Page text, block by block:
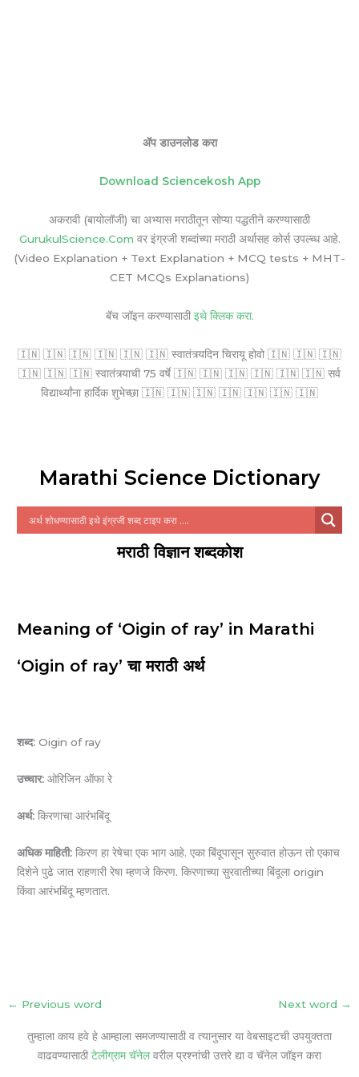
ॲप डाउनलोड करा
Download Sciencekosh App
अकरावी (बायोलॉजी) चा अभ्यास मराठीतून सोप्या पद्धतीने करण्यासाठी
GurukulScience.Com वर इंग्रजी शब्दांच्या मराठी अर्थासह कोर्स उपल्ब्ध आहे.
(Video Explanation + Text Explanation + MCQ tests + MHT-
CET MCQs Explanations)
बॅच जॉइन करण्यासाठी इथे क्लिक करा.
🇮🇳 🇮🇳 🇮🇳 🇮🇳 🇮🇳 🇮🇳 स्वातंत्र्यदिन चिरायू होवो 🇮🇳 🇮🇳 🇮🇳
🇮🇳 🇮🇳 🇮🇳 स्वातंत्र्याची 75 वर्षे 🇮🇳 🇮🇳 🇮🇳 🇮🇳 🇮🇳 🇮🇳 सर्व
विद्यार्थ्यांना हार्दिक शुभेच्छा 🇮🇳 🇮🇳 🇮🇳 🇮🇳 🇮🇳 🇮🇳 🇮🇳
Marathi Science Dictionary
मराठी विज्ञान शब्दकोश
Meaning of ‘Oigin of ray’ in Marathi
‘Oigin of ray’ चा मराठी अर्थ
शब्द: Oigin of ray
उच्चार: ओरिजिन ऑफा रे
अर्थ: किरणाचा आरंभबिंदू
अधिक माहिती: किरण हा रेषेचा एक भाग आहे. एका बिंदूपासून सुरुवात होऊन तो एकाच
दिशेने पुढे जात राहणारी रेषा म्हणजे किरण. किरणाच्या सुरवातीच्या बिंदूला origin
किंवा आरंभबिंदू म्हणतात.
← Previous word Next word →
तुम्हाला काय हवे हे आम्हाला समजण्यासाठी व त्यानुसार या वेबसाइटची उपयुक्तता
वाढवण्यासाठी टेलीग्राम चॅनेलवरील प्रश्नांची उत्तरे द्या व चॅनेल जॉइन करा